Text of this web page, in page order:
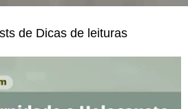
de Dicas de leituras